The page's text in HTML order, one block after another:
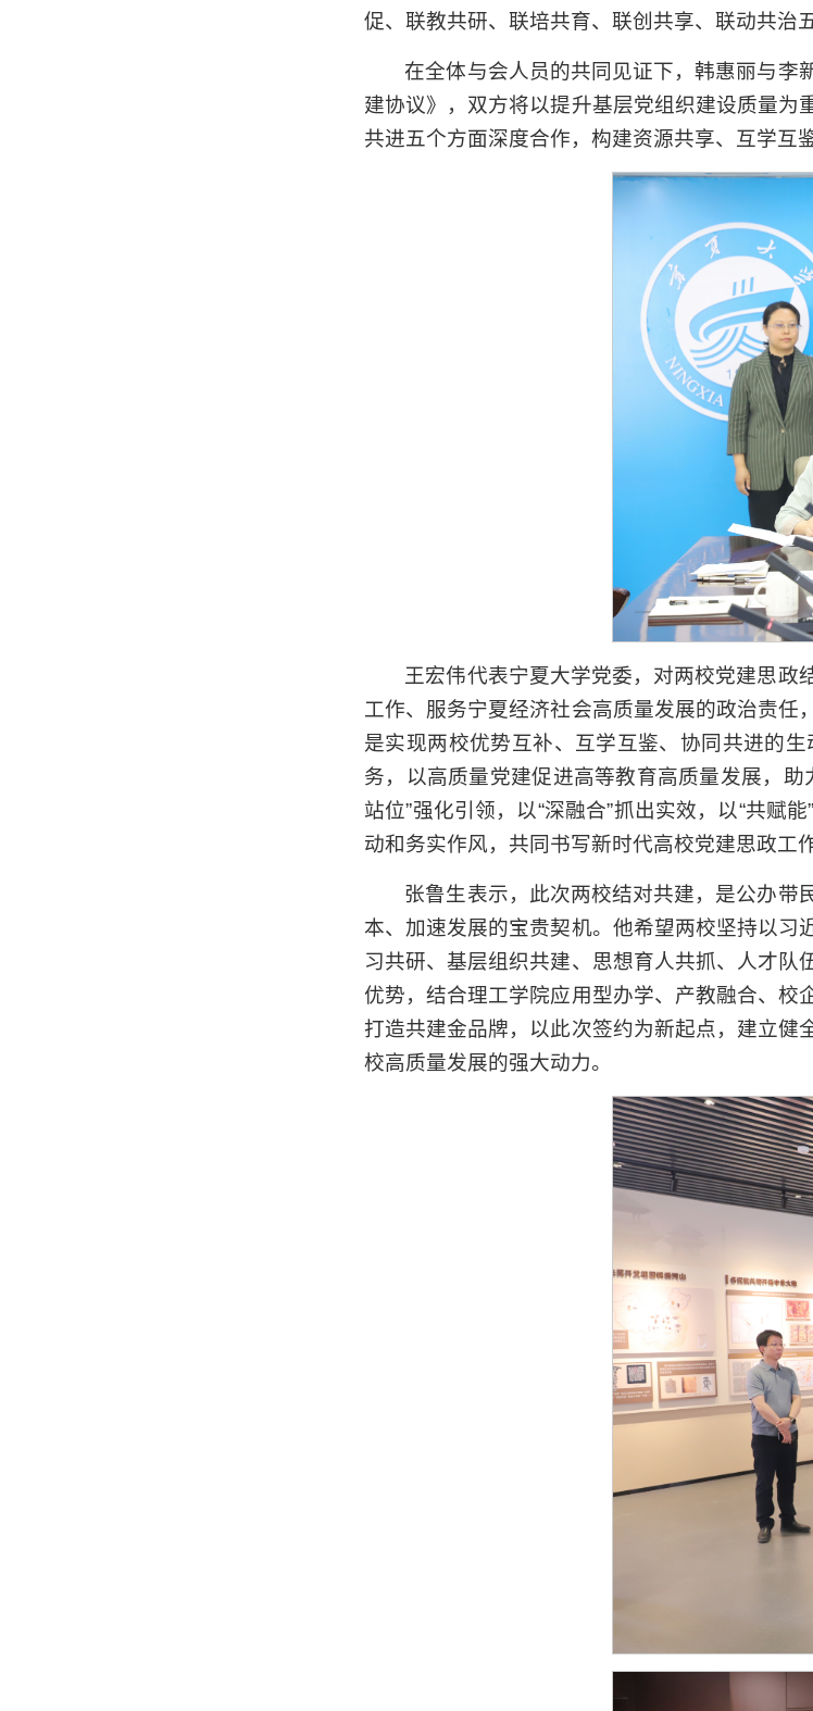
促、联教共研、联培共育、联创共享、联动共治
在全体与会人员的共同见证下，韩惠丽与李
建协议》，双方将以提升基层党组织建设质量
共进五个方面深度合作，构建资源共享、互学互
王宏伟代表宁夏大学党委，对两校党建思政
工作、服务宁夏经济社会高质量发展的政治责
是实现两校优势互补、互学互鉴、协同共进的
务，以高质量党建促进高等教育高质量发展，
站位”强化引领，以“深融合”抓出实效，以“共赋
动和务实作风，共同书写新时代高校党建思政工
张鲁生表示，此次两校结对共建，是公办带
本、加速发展的宝贵契机。他希望两校坚持以
习共研、基层组织共建、思想育人共抓、人才
优势，结合理工学院应用型办学、产教融合、
打造共建金品牌，以此次签约为新起点，建立
校高质量发展的强大动力。